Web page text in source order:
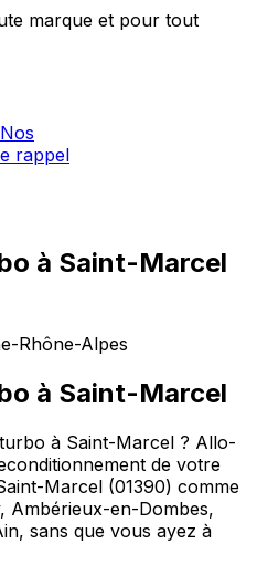
marque et pour tout
Nos
rappel
à Saint-Marcel
Rhône-Alpes
à Saint-Marcel
à Saint-Marcel ? Allo-
de votre
Marcel (01390) comme
Ambérieux-en-Dombes,
sans que vous ayez à